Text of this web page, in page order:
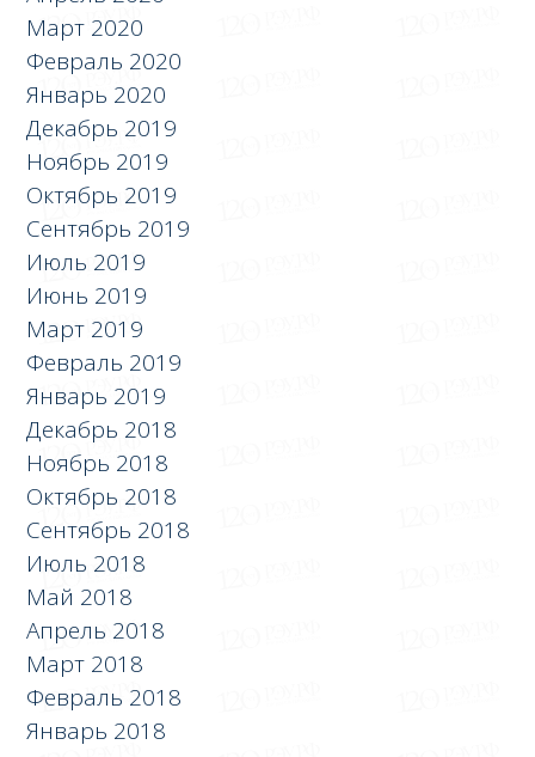
Март 2020
Февраль 2020
Январь 2020
Декабрь 2019
Ноябрь 2019
Октябрь 2019
Сентябрь 2019
Июль 2019
Июнь 2019
Март 2019
Февраль 2019
Январь 2019
Декабрь 2018
Ноябрь 2018
Октябрь 2018
Сентябрь 2018
Июль 2018
Май 2018
Апрель 2018
Март 2018
Февраль 2018
Январь 2018